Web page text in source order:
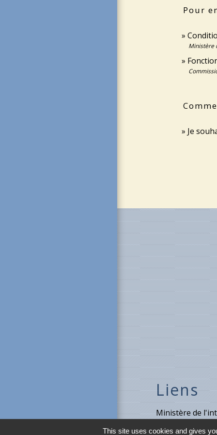
Pour
Ministère
Je
Liens
Ministère de
Météo France
This site uses cookies and gives